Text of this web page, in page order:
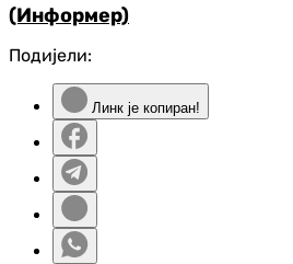
(Информер)
Подијели:
Линк је копиран!